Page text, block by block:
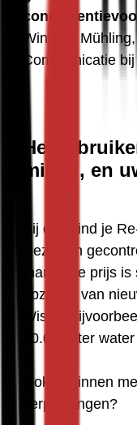
Winfried
Communicatie
milieu, en
Bij ons vind je
Deze zijn
markt. De prijs
opzichte van
Wist je
20.000 liter
Ook beginnen
verpakkingen?